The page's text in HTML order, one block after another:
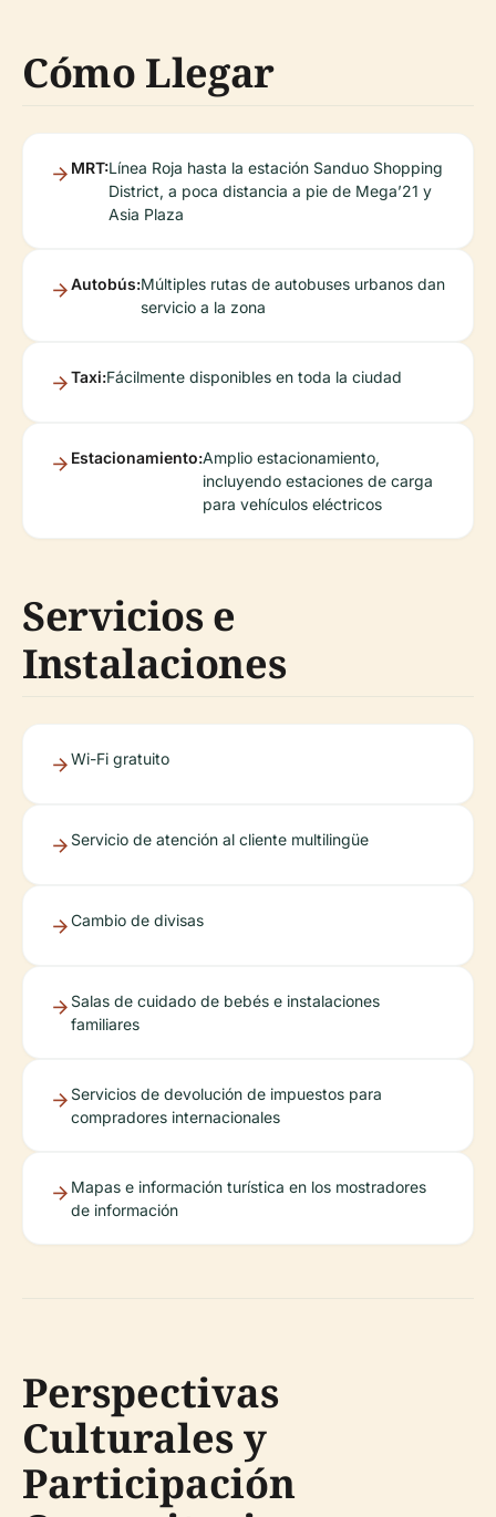
Cómo Llegar
MRT:Línea Roja hasta la estación Sanduo Shopping
District, a poca distancia a pie de Mega’21 y
Asia Plaza
Autobús:Múltiples rutas de autobuses urbanos dan
servicio a la zona
Taxi:Fácilmente disponibles en toda la ciudad
Estacionamiento:Amplio estacionamiento,
incluyendo estaciones de carga
para vehículos eléctricos
Servicios e
Instalaciones
Wi-Fi gratuito
Servicio de atención al cliente multilingüe
Cambio de divisas
Salas de cuidado de bebés e instalaciones
familiares
Servicios de devolución de impuestos para
compradores internacionales
Mapas e información turística en los mostradores
de información
Perspectivas
Culturales y
Participación